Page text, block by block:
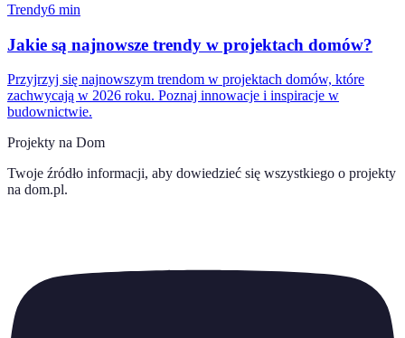
Trendy6 min
Jakie są najnowsze trendy w projektach domów?
Przyjrzyj się najnowszym trendom w projektach domów, które
zachwycają w 2026 roku. Poznaj innowacje i inspiracje w
budownictwie.
Projekty na Dom
Twoje źródło informacji, aby dowiedzieć się wszystkiego o projekty
na dom.pl.